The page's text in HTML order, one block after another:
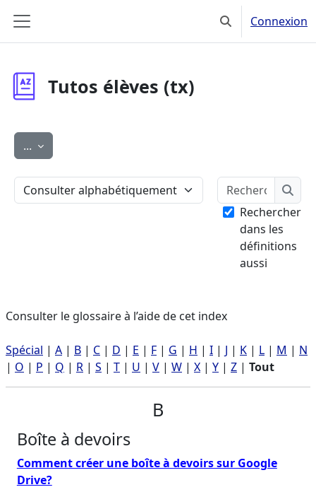
Panneau latéral Activer/Connexion
Tutos élèves (tx)
... Exporter des articles
Consulter le glossaire à l’aide de cet index
Rechercher
dans les
définitions
aussi
Consulter le glossaire à l’aide de cet index
Spécial | A | B | C | D | E | F | G | H | I | J | K | L | M | N
| O | P | Q | R | S | T | U | V | W | X | Y | Z | Tout
B
Boîte à devoirs
Comment créer une boîte à devoirs sur Google
Drive?